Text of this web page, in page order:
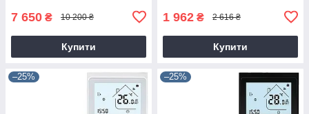
7 650 ₴ 10 200 ₴
Купити
1 962 ₴ 2 616 ₴
Купити
–25% –25%